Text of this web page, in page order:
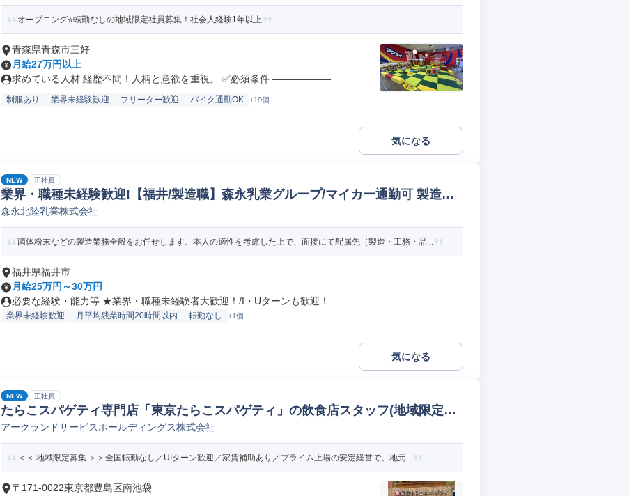
オープニング⭐転勤なしの地域限定社員募集！社会人経験1年以上
青森県青森市三好
月給27万円以上
求めている人材 経歴不問！人柄と意欲を重視。 ✅必須条件 ――――――...
制服あり 業界未経験歓迎 フリーター歓迎 バイク通勤OK +19個
気になる
NEW 正社員
業界・職種未経験歓迎!【福井/製造職】森永乳業グループ/マイカー通勤可 製造オ
ペレーター/ラインマネージャー(食品/飲料/たばこ)
森永北陸乳業株式会社
菌体粉末などの製造業務全般をお任せします。本人の適性を考慮した上で、面接にて配属先（製造・工務・品...
福井県福井市
月給25万円～30万円
必要な経験・能力等 ★業界・職種未経験者大歓迎！/I・Uターンも歓迎！...
業界未経験歓迎 月平均残業時間20時間以内 転勤なし +1個
気になる
NEW 正社員
たらこスパゲティ専門店「東京たらこスパゲティ」の飲食店スタッフ(地域限定社
員/転勤なし)
アークランドサービスホールディングス株式会社
＜＜ 地域限定募集 ＞＞全国転勤なし／UIターン歓迎／家賃補助あり／プライム上場の安定経営で、地元...
〒171-0022東京都豊島区南池袋